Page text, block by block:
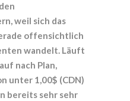
weil sich das
offensichtlich
wandelt. Läuft
nach Plan,
unter 1,00$ (CDN)
bereits sehr sehr